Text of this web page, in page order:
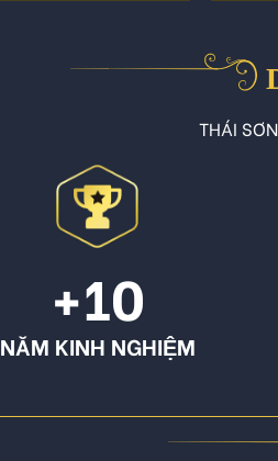
THÁI
+10
NĂM KINH NGHIỆM